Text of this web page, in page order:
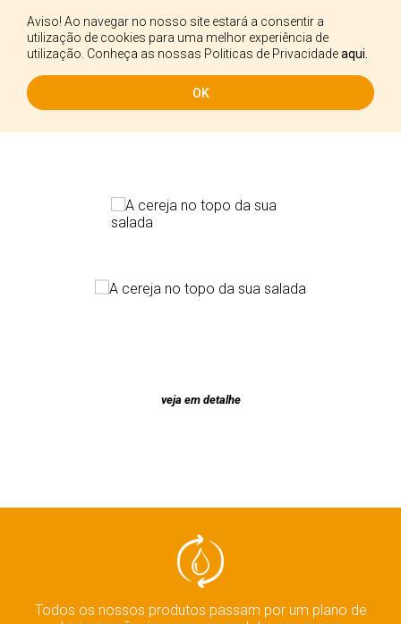
Aviso! Ao navegar no nosso site estará a consentir a
utilização de cookies para uma melhor experiência de
utilização. Conheça as nossas Politicas de Privacidadeaqui.
OK
PT
veja em detalhe
Todos os nossos produtos passam por um plano de